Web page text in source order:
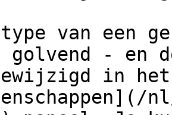
van een
- en
in